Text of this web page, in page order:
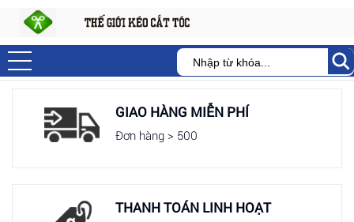
GIAO HÀNG MIỄN PHÍ
Đơn hàng > 500
THANH TOÁN LINH HOẠT